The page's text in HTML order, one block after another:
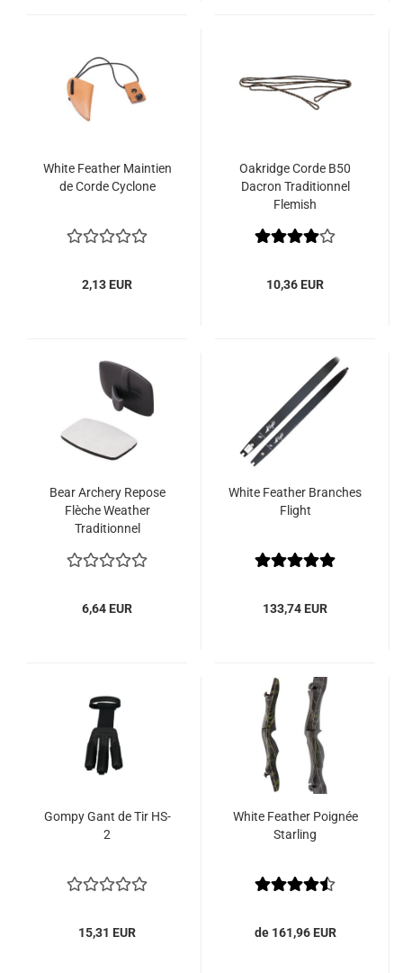
White Feather Maintien
de Corde Cyclone
2,13 EUR
Oakridge Corde B50
Dacron Traditionnel
Flemish
10,36 EUR
Bear Archery Repose
Flèche Weather
Traditionnel
6,64 EUR
White Feather Branches
Flight
133,74 EUR
Gompy Gant de Tir HS-
2
15,31 EUR
White Feather Poignée
Starling
de 161,96 EUR